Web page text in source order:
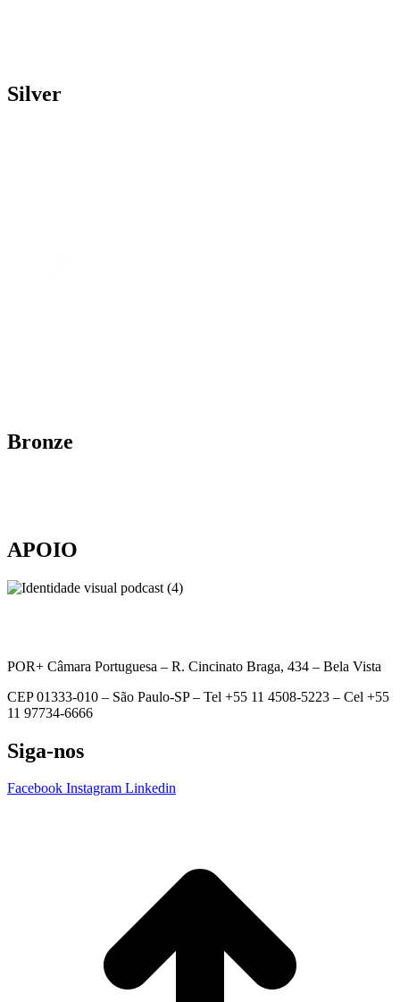
Silver
Bronze
APOIO
POR+ Câmara Portuguesa – R. Cincinato Braga, 434 – Bela Vista
CEP 01333-010 – São Paulo-SP – Tel +55 11 4508-5223 – Cel +55
11 97734-6666
Siga-nos
Facebook Instagram Linkedin